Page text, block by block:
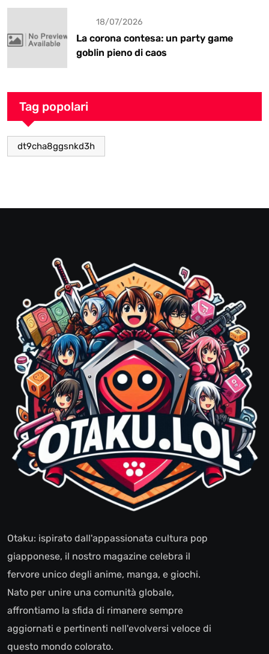
18/07/2026
La corona contesa: un party game
goblin pieno di caos
Tag popolari
dt9cha8ggsnkd3h
Otaku: ispirato dall'appassionata cultura pop
giapponese, il nostro magazine celebra il
fervore unico degli anime, manga, e giochi.
Nato per unire una comunità globale,
affrontiamo la sfida di rimanere sempre
aggiornati e pertinenti nell'evolversi veloce di
questo mondo colorato.